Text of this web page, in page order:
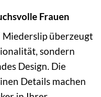
Frauen
Miederslip überzeugt
sondern
Design. Die
Details machen